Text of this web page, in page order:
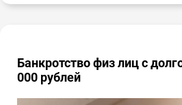
Банкротство физ лиц с
000 рублей